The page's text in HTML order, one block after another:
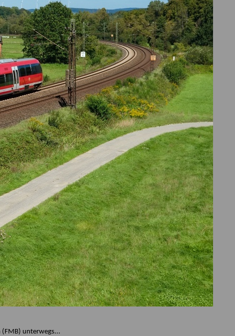
(FMB) unterwegs...